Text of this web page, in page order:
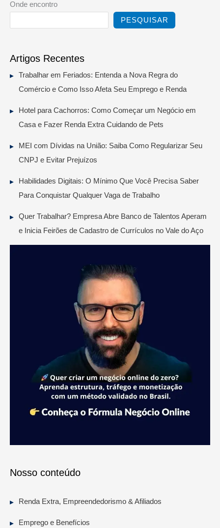
Onde encontro
PESQUISAR
Artigos Recentes
Trabalhar em Feriados: Entenda a Nova Regra do
Comércio e Como Isso Afeta Seu Emprego e Renda
Hotel para Cachorros: Como Começar um Negócio em
Casa e Fazer Renda Extra Cuidando de Pets
MEI com Dívidas na União: Saiba Como Regularizar Seu
CNPJ e Evitar Prejuízos
Habilidades Digitais: O Mínimo Que Você Precisa Saber
Para Conquistar Qualquer Vaga de Trabalho
Quer Trabalhar? Empresa Abre Banco de Talentos Aperam
e Inicia Feirões de Cadastro de Currículos no Vale do Aço
Nosso conteúdo
Renda Extra, Empreendedorismo & Afiliados
Emprego e Benefícios